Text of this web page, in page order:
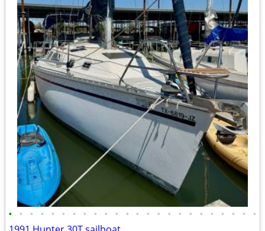
• • • • • • • • • • • • • • • • • • • • • • • •